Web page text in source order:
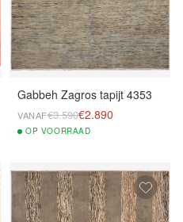
Gabbeh Zagros tapijt 4353
VANAF€3.590€2.890
OP VOORRAAD